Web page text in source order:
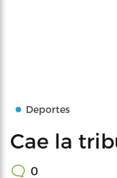
Deportes
Cae la
0